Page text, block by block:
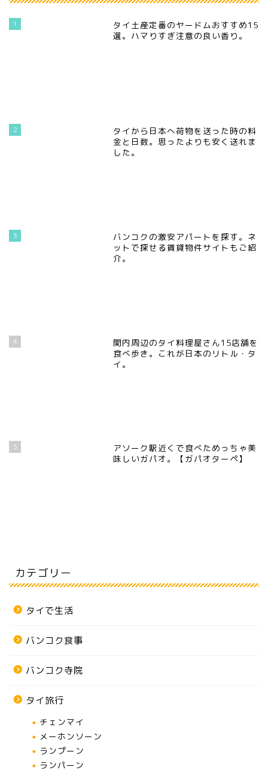
1
タイ土産定番のヤードムおすすめ15
選。ハマりすぎ注意の良い香り。
2
タイから日本へ荷物を送った時の料
金と日数。思ったよりも安く送れま
した。
3
バンコクの激安アパートを探す。ネ
ットで探せる賃貸物件サイトもご紹
介。
4
関内周辺のタイ料理屋さん15店舗を
食べ歩き。これが日本のリトル・タ
イ。
5
アソーク駅近くで食べためっちゃ美
味しいガパオ。【ガパオターペ】
カテゴリー
タイで生活
バンコク食事
バンコク寺院
タイ旅行
チェンマイ
メーホンソーン
ランプーン
ランパーン